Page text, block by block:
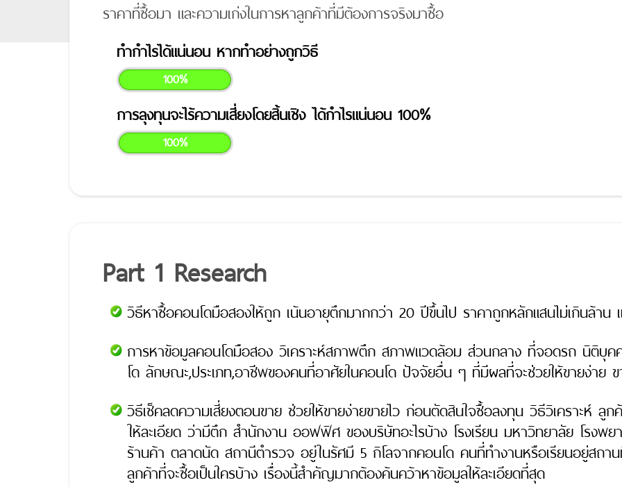
ราคาที่ซื้อมา และความเก่งในการหาลูกค้าที่มีต้องการจริงมาซื้อ
ทำกำไรได้แน่นอน หากทำอย่างถูกวิธี
100%
การลุงทุนจะไร้ความเสี่ยงโดยสิ้นเชิง ได้กำไรแน่นอน 100%
100%
Part 1 Research
วิธีหาซื้อคอนโดมือสองให้ถูก เน้นอายุตึกมากกว่า 20 ปีขึ้นไป ราคาถูกหลักแสนไม่เกินล้าน
การหาข้อมูลคอนโดมือสอง วิเคราะห์สภาพตึก สภาพแวดล้อม ส่วนกลาง ที่จอดรถ นิติบุ
โด ลักษณะ,ประเภท,อาชีพของคนที่อาศัยในคอนโด ปัจจัยอื่น ๆ ที่มีผลที่จะช่วยให้ขายง่าย
วิธีเช็คลดความเสี่ยงตอนขาย ช่วยให้ขายง่ายขายไว ก่อนตัดสินใจซื้อลงทุน วิธีวิเคราะห์ ลู
ให้ละเอียด ว่ามีตึก สำนักงาน ออฟฟิศ ของบริษัทอะไรบ้าง โรงเรียน มหาวิทยาลัย โรงพ
ร้านค้า ตลาดนัด สถานีตำรวจ อยู่ในรัศมี 5 กิโลจากคอนโด คนที่ทำงานหรือเรียนอยู่สถา
ลูกค้าที่จะซื้อเป็นใครบ้าง เรื่องนี้สำคัญมากต้องค้นคว้าหาข้อมูลให้ละเอียดที่สุด